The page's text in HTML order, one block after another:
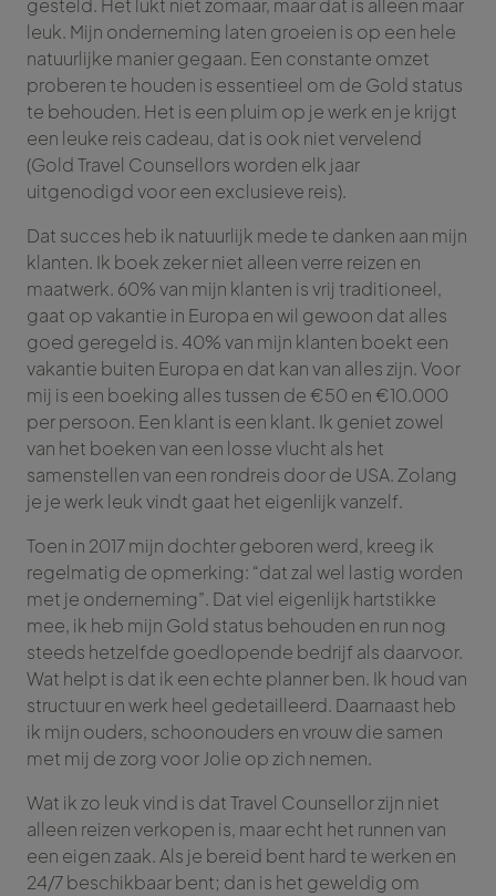
gesteld. Het lukt niet zomaar, maar dat is alleen maar
leuk. Mijn onderneming laten groeien is op een hele
natuurlijke manier gegaan. Een constante omzet
proberen te houden is essentieel om de Gold status
te behouden. Het is een pluim op je werk en je krijgt
een leuke reis cadeau, dat is ook niet vervelend
(Gold Travel Counsellors worden elk jaar
uitgenodigd voor een exclusieve reis).
Dat succes heb ik natuurlijk mede te danken aan mijn
klanten. Ik boek zeker niet alleen verre reizen en
maatwerk. 60% van mijn klanten is vrij traditioneel,
gaat op vakantie in Europa en wil gewoon dat alles
goed geregeld is. 40% van mijn klanten boekt een
vakantie buiten Europa en dat kan van alles zijn. Voor
mij is een boeking alles tussen de €50 en €10.000
per persoon. Een klant is een klant. Ik geniet zowel
van het boeken van een losse vlucht als het
samenstellen van een rondreis door de USA. Zolang
je je werk leuk vindt gaat het eigenlijk vanzelf.
Toen in 2017 mijn dochter geboren werd, kreeg ik
regelmatig de opmerking: “dat zal wel lastig worden
met je onderneming”. Dat viel eigenlijk hartstikke
mee, ik heb mijn Gold status behouden en run nog
steeds hetzelfde goedlopende bedrijf als daarvoor.
Wat helpt is dat ik een echte planner ben. Ik houd van
structuur en werk heel gedetailleerd. Daarnaast heb
ik mijn ouders, schoonouders en vrouw die samen
met mij de zorg voor Jolie op zich nemen.
Wat ik zo leuk vind is dat Travel Counsellor zijn niet
alleen reizen verkopen is, maar echt het runnen van
een eigen zaak. Als je bereid bent hard te werken en
24/7 beschikbaar bent; dan is het geweldig om